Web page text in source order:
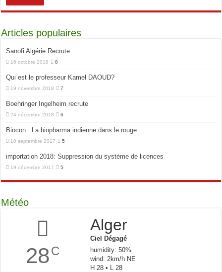
Articles populaires
Sanofi Algérie Recrute
16 octobre 2018 8
Qui est le professeur Kamel DAOUD?
19 novembre 2018 7
Boehringer Ingelheim recrute
24 décembre 2018 6
Biocon : La biopharma indienne dans le rouge.
10 septembre 2017 5
importation 2018: Suppression du système de licences
19 décembre 2017 5
Météo
28C
Alger
Ciel Dégagé
humidity: 50%
wind: 2km/h NE
H 28 • L 28